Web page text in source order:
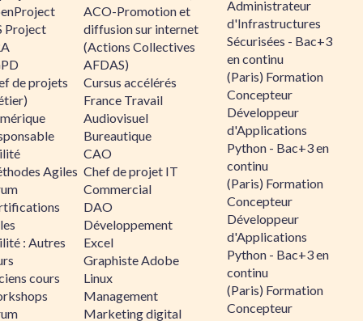
Project
de projets
Agiles
: Autres
cours
ACO-Promotion et
diffusion sur internet
(Actions Collectives
AFDAS)
Cursus accélérés
France Travail
Audiovisuel
Bureautique
CAO
Chef de projet IT
Commercial
DAO
Développement
Excel
Graphiste Adobe
Linux
Management
Marketing digital
Administrateur
d'Infrastructures
Sécurisées - Bac+3
en continu
(Paris) Formation
Concepteur
Développeur
d'Applications
Python - Bac+3 en
continu
(Paris) Formation
Concepteur
Développeur
d'Applications
Python - Bac+3 en
continu
(Paris) Formation
Concepteur